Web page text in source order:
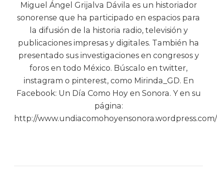
Miguel Ángel Grijalva Dávila es un historiador
sonorense que ha participado en espacios para
la difusión de la historia radio, televisión y
publicaciones impresas y digitales. También ha
presentado sus investigaciones en congresos y
foros en todo México. Búscalo en twitter,
instagram o pinterest, como Mirinda_GD. En
Facebook: Un Día Como Hoy en Sonora. Y en su
página:
http://www.undiacomohoyensonora.wordpress.com/